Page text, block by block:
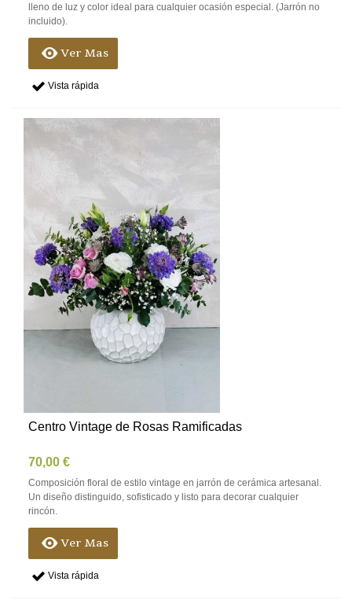
lleno de luz y color ideal para cualquier ocasión especial. (Jarrón no
incluido).
Ver Mas
Vista rápida
Centro Vintage de Rosas Ramificadas
70,00 €
Composición floral de estilo vintage en jarrón de cerámica artesanal.
Un diseño distinguido, sofisticado y listo para decorar cualquier
rincón.
Ver Mas
Vista rápida